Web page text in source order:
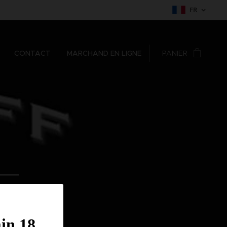
FR
CONTACT MARCHAND EN LIGNE PANIER